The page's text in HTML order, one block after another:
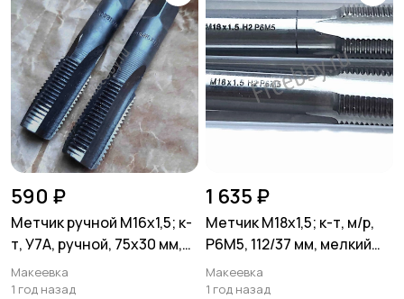
590 ₽
Метчик ручной М16х1,5; к-
т, У7А, ручной, 75х30 мм,
мелкий шаг, СССР.
Макеевка
1 год назад
1 635 ₽
Метчик М18х1,5; к-т, м/р,
Р6М5, 112/37 мм, мелкий
шаг, шлифованный, ГО
Макеевка
1 год назад